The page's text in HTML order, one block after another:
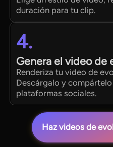
duración para tu clip.
4.
Genera el video de
Renderiza tu video de
Descárgalo y
plataformas sociales.
Haz videos de